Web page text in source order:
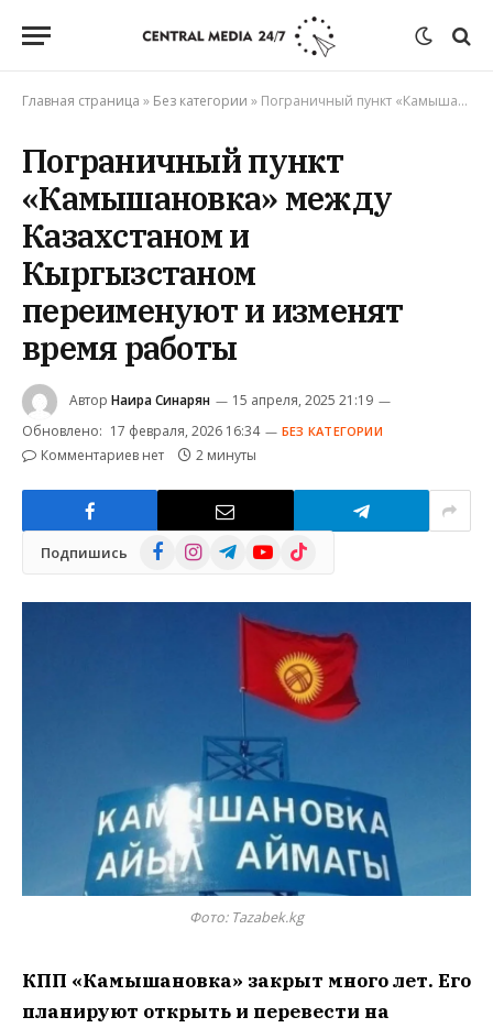
Главная страница » Без категории » Пограничный пункт «Камышановка» между Казахстаном и Кыргызстаном переименуют и изменят время работы
Пограничный пункт
«Камышановка» между
Казахстаном и
Кыргызстаном
переименуют и изменят
время работы
Автор Наира Синарян
15 апреля, 2025 21:19
Обновлено: 17 февраля, 2026 16:34 БЕЗ КАТЕГОРИИ
Комментариев нет 2 минуты
Подпишись FacebookInstagramTelegramYouTube
TikTok
Фото: Tazabek.kg
КПП «Камышановка» закрыт много лет. Его
планируют открыть и перевести на